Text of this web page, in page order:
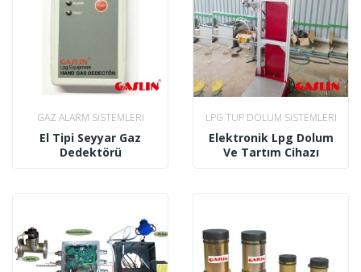
GAZ ALARM SISTEMLERI
El Tipi Seyyar Gaz
Dedektörü
LPG TÜP DOLUM SISTEMLERI
Elektronik Lpg Dolum
Ve Tartım Cihazı